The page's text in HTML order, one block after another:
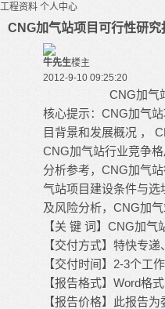
工程资料 个人中心
CNG加气站项目可行性研究
牛先生楼主
2012-9-10 09:25:20
CNG加气
核心提示：CNG加气
目背景和发展概况 ，
CNG加气站行业竞争
分析参考，CNG加气
气站项目建设条件与
及风险分析，CNG加
【关 键 词】CNG加
【交付方式】特快专递
【交付时间】2-3个工
【报告格式】Word格
【报告价格】此报告